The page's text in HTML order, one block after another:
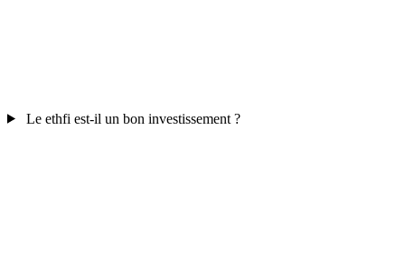
Le ethfi est-il un bon investissement ?